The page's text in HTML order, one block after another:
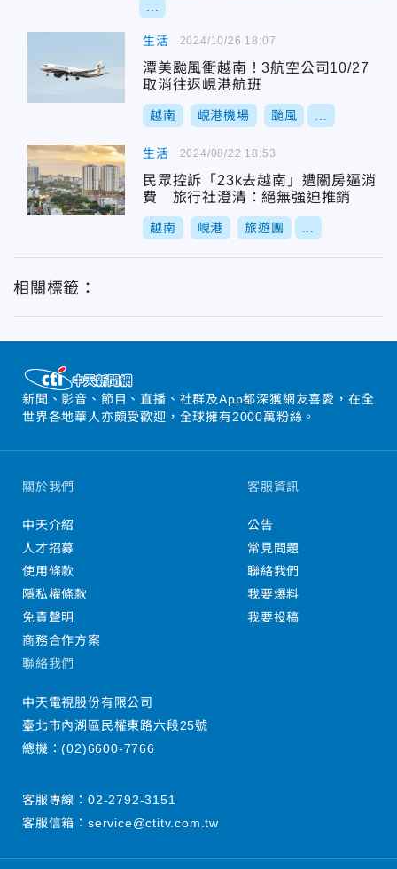
生活
潭美颱風衝越南！3航空公司10/27
取消往返峴港航班
越南 峴港機場 颱風
2024/10/26 18:07
生活
民眾控訴「23k去越南」遭關房逼消
費 旅行社澄清：絕無強迫推銷
越南 峴港 旅遊團
2024/08/22 18:53
相關標籤：
新聞、影音、節目、直播、社群及App都深獲網友喜愛，在全
世界各地華人亦頗受歡迎，全球擁有2000萬粉絲。
關於我們
中天介紹
人才招募
使用條款
隱私權條款
免責聲明
商務合作方案
客服資訊
公告
常見問題
聯絡我們
我要爆料
我要投稿
聯絡我們
中天電視股份有限公司
臺北市內湖區民權東路六段25號
總機：(02)6600-7766
客服專線： 02-2792-3151
客服信箱： service@ctitv.com.tw